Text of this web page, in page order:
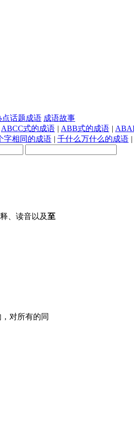
点话题成语 成语故事
ABCC式的成语 | ABB式的成语 |
字相同的成语 | 千什么万什么的成语 |
、读音以及至
对所有的同